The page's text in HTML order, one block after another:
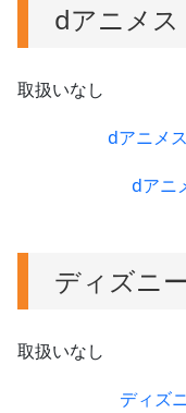
dアニメス
取扱いなし
dアニメ
dアニ
ディズニ
取扱いなし
ディズ